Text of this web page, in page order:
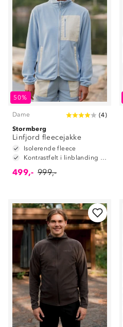
50%
Dame (4)
Stormberg
Linfjord fleecejakke
Isolerende fleece
Kontrastfelt i linblanding på albuene
499,- 999,-